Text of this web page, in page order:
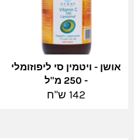
אושן - ויטמין סי ליפוזומלי
- 250 מ"ל
מחיר
142 ש"ח